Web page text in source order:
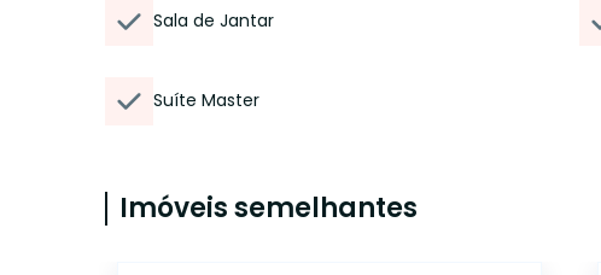
Sala de Jantar
Suíte Master
Imóveis semelhantes